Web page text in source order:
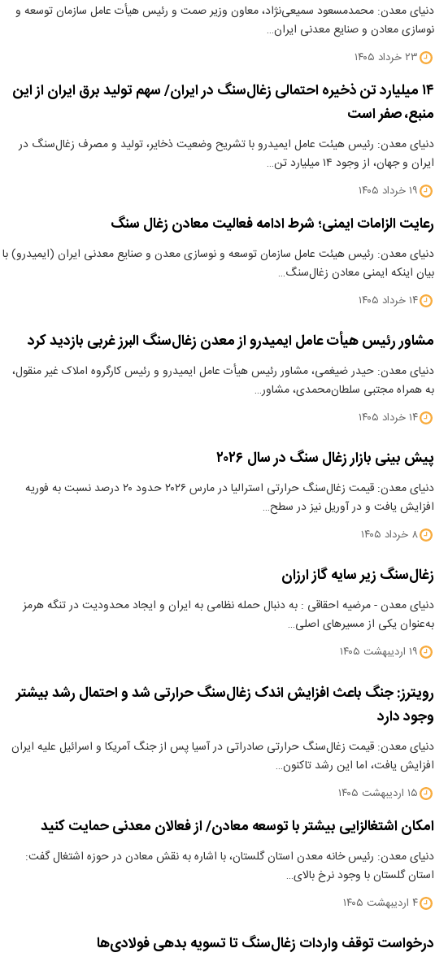
دنیای معدن: محمدمسعود سمیعی‌نژاد، معاون وزیر صمت و رئیس هیأت عامل سازمان توسعه و
نوسازی معادن و صنایع معدنی ایران…
۲۳ خرداد ۱۴۰۵
۱۴ میلیارد تن ذخیره احتمالی زغال‌سنگ در ایران/ سهم تولید برق ایران از این
منبع، صفر است
دنیای معدن: رئیس هیئت عامل ایمیدرو با تشریح وضعیت ذخایر، تولید و مصرف زغال‌سنگ در
ایران و جهان، از وجود ۱۴ میلیارد تن…
۱۹ خرداد ۱۴۰۵
رعایت الزامات ایمنی؛ شرط ادامه فعالیت معادن زغال سنگ
دنیای معدن: رئیس هیئت عامل سازمان توسعه و نوسازی معدن و صنایع معدنی ایران (ایمیدرو) با
بیان اینکه ایمنی معادن زغال‌سنگ…
۱۴ خرداد ۱۴۰۵
مشاور رئیس هیأت عامل ایمیدرو از معدن زغال‌سنگ البرز غربی بازدید کرد
دنیای معدن: حیدر ضیغمی، مشاور رئیس هیأت عامل ایمیدرو و رئیس کارگروه املاک غیر منقول،
به همراه مجتبی سلطان‌محمدی، مشاور…
۱۴ خرداد ۱۴۰۵
پیش بینی بازار زغال سنگ در سال ۲۰۲۶
دنیای معدن: قیمت زغال‌سنگ حرارتی استرالیا در مارس ۲۰۲۶ حدود ۲۰ درصد نسبت به فوریه
افزایش یافت و در آوریل نیز در سطح…
۸ خرداد ۱۴۰۵
زغال‌سنگ زیر سایه گاز ارزان
دنیای معدن - مرضیه احقاقی : به دنبال حمله نظامی به ایران و ایجاد محدودیت در تنگه هرمز
به‌عنوان یکی از مسیرهای اصلی…
۱۹ اردیبهشت ۱۴۰۵
رویترز: جنگ باعث افزایش اندک زغال‌سنگ حرارتی شد و احتمال رشد بیشتر
وجود دارد
دنیای معدن: قیمت زغال‌سنگ حرارتی صادراتی در آسیا پس از جنگ آمریکا و اسرائیل علیه ایران
افزایش یافت، اما این رشد تاکنون…
۱۵ اردیبهشت ۱۴۰۵
امکان اشتغالزایی بیشتر با توسعه معادن/ از فعالان معدنی حمایت کنید
دنیای معدن: رئیس خانه معدن استان گلستان، با اشاره به نقش معادن در حوزه اشتغال گفت:
استان گلستان با وجود نرخ بالای…
۴ اردیبهشت ۱۴۰۵
درخواست توقف واردات زغال‌سنگ تا تسویه بدهی فولادی‌ها